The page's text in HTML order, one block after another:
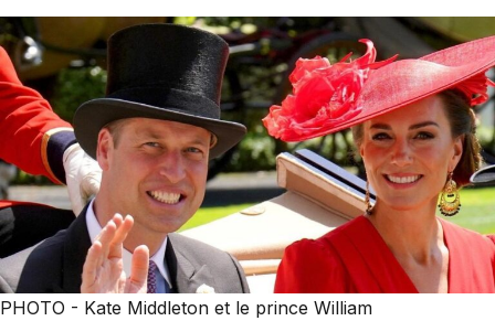
PHOTO - Kate Middleton et le prince William